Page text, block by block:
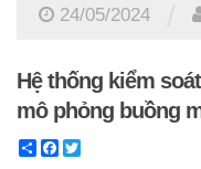
24/05/2024
Hệ thống kiểm
mô phỏng buồng
ShareFacebook